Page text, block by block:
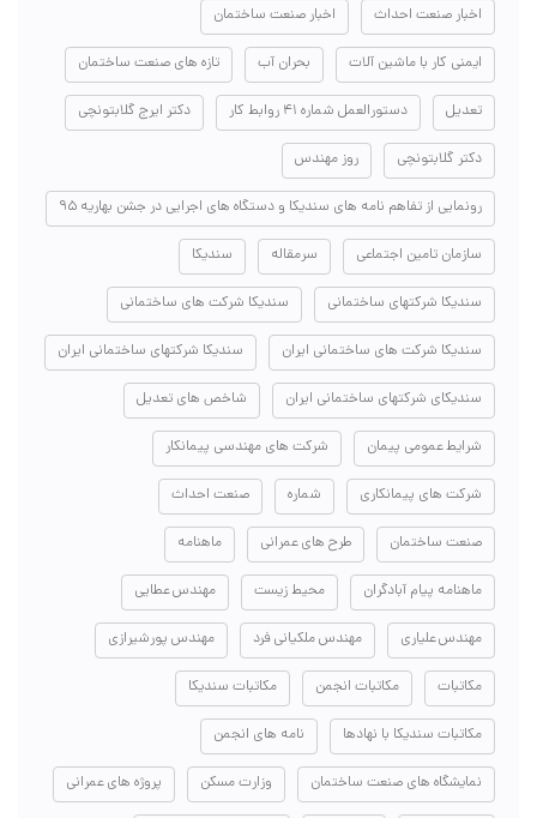
اخبار صنعت احداث اخبار صنعت ساختمان
ایمنی کار با ماشین آلات بحران آب تازه های صنعت ساختمان
تعدیل دستورالعمل شماره ۴۱ روابط کار دکتر ایرج گلابتونچی
دکتر گلابتونچی روز مهندس
رونمایی از تفاهم نامه های سندیکا و دستگاه های اجرایی در جشن بهاریه ۹۵
سازمان تامین اجتماعی سرمقاله سندیکا
سندیکا شرکتهای ساختمانی سندیکا شرکت های ساختمانی
سندیکا شرکت های ساختمانی ایران سندیکا شرکتهای ساختمانی ایران
سندیکای شرکتهای ساختمانی ایران شاخص های تعدیل
شرایط عمومی پیمان شرکت های مهندسی پیمانکار
شرکت های پیمانکاری شماره صنعت احداث
صنعت ساختمان طرح های عمرانی ماهنامه
ماهنامه پیام آبادگران محیط زیست مهندس عطایی
مهندس علیاری مهندس ملکیانی فرد مهندس پورشیرازی
مکاتبات مکاتبات انجمن مکاتبات سندیکا
مکاتبات سندیکا با نهادها نامه های انجمن
نمایشگاه های صنعت ساختمان وزارت مسکن پروژه های عمرانی